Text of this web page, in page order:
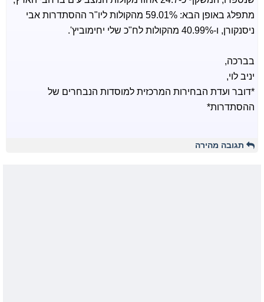
מתפלג באופן הבא: 59.01% מהקולות ליו"ר ההסתדרות אבי
ניסנקורן, ו-40.99% מהקולות לח"כ שלי יחימוביץ'.
בברכה,
יניב לוי,
*דובר ועדת הבחירות המרכזית למוסדות הנבחרים של
ההסתדרות*
תגובה מהירה